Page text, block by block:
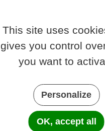
This site uses
gives you control
you want to
Personalize
OK, accept all